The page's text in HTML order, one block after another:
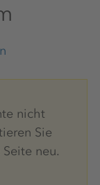
nicht
Sie
neu.